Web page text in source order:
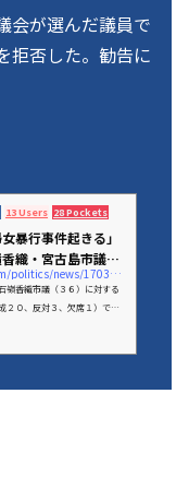
会が選んだ議員で
拒否した。勧告に
13 Users 28 Pockets
暴行事件起きる」
織・宮古島市議に
http://www.sankei.com/politics/news/170321/plt1703210032-n1.html
嶺香織市議（３６）に対する
２０、反対３、欠席１）で可